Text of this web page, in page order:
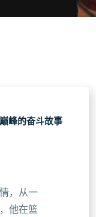
峰的奋斗故事
，从一
他在篮